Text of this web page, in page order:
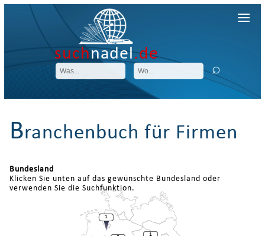
suchnadel.de
Branchenbuch für Firmen
Bundesland
Klicken Sie unten auf das gewünschte Bundesland oder
verwenden Sie die Suchfunktion.
1
1